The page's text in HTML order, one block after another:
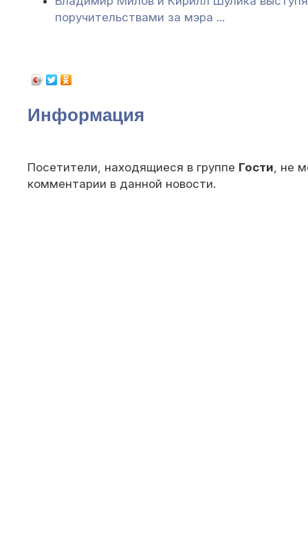
поручительствами за мэра ...
Информация
Посетители, находящиеся в группе Гости, не
комментарии в данной новости.